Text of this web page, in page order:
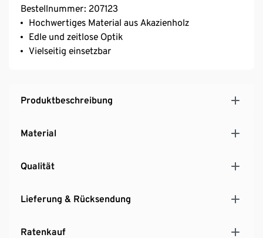
Bestellnummer: 207123
Hochwertiges Material aus Akazienholz
Edle und zeitlose Optik
Vielseitig einsetzbar
Produktbeschreibung
Material
Qualität
Lieferung & Rücksendung
Ratenkauf